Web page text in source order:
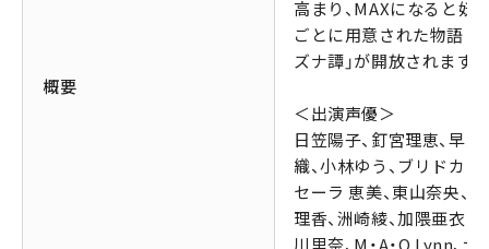
概要
高まり、MAXになると妖
ごとに用意された物語「
ズナ譚」が開放されます。
＜出演声優＞
日笠陽子、釘宮理恵、早見
織、小林ゆう、ブリドカッ
セーラ 恵美、東山奈央、
理香、洲崎綾、加隈亜衣、